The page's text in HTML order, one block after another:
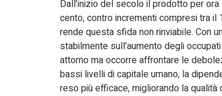
Dall’inizio del secolo il prodotto per
cento, contro incrementi compresi tra il
rende questa sfida non rinviabile. Con
stabilmente sull’aumento degli
attorno ma occorre affrontare le
bassi livelli di capitale umano, la
reso più efficace, migliorando la qualità